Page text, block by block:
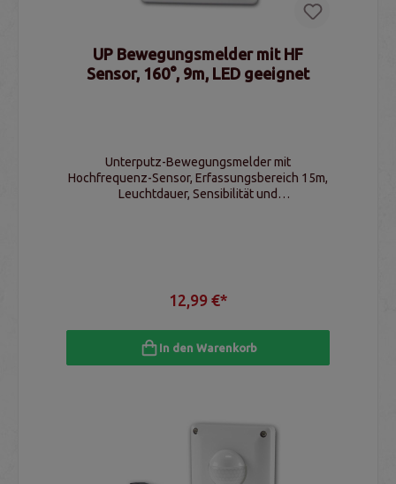
UP Bewegungsmelder mit HF
Sensor, 160°, 9m, LED geeignet
Unterputz-Bewegungsmelder mit
Hochfrequenz-Sensor, Erfassungsbereich 15m,
Leuchtdauer, Sensibilität und
12,99 €*
In den Warenkorb